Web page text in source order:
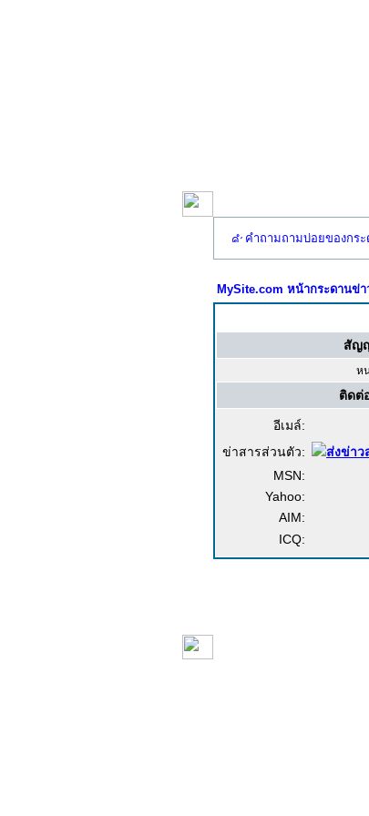
คำถามถามบ่อยของกร
MySite.com หน้ากระดานข่
สัญ
ห
ติดต่
อีเมล์:
ข่าสารส่วนตัว:
MSN:
Yahoo:
AIM:
ICQ: